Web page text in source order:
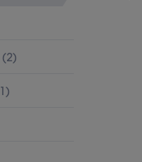
(2)
1)